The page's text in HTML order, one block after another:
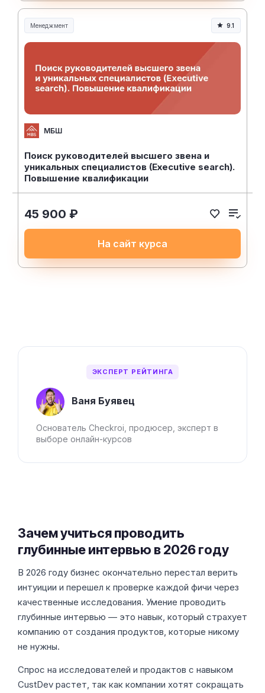
ЭКСПЕРТ РЕЙТИНГА
Ваня Буявец
Основатель Checkroi, продюсер, эксперт в
выборе онлайн-курсов
Менеджмент
Менеджмент и управление
9.1
МБШ
Поиск руководителей высшего звена и
уникальных специалистов (Executive search).
Повышение квалификации
45 900 ₽
На сайт курса
Зачем учиться проводить
глубинные интервью в 2026 году
В 2026 году бизнес окончательно перестал верить
интуиции и перешел к проверке каждой фичи через
качественные исследования. Умение проводить
глубинные интервью — это навык, который страхует
компанию от создания продуктов, которые никому
не нужны.
Спрос на исследователей и продактов с навыком
CustDev растет, так как компании хотят сокращать